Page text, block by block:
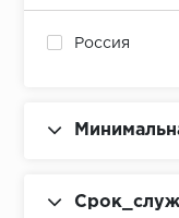
Россия